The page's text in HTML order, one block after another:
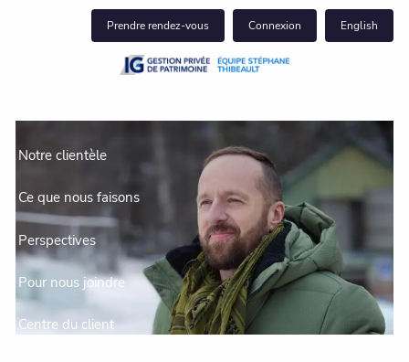
Skip to main content
Prendre rendez-vous Connexion English
Notre clientèle
Ce que nous faisons
Perspectives
Pour nous joindre
Centre du client